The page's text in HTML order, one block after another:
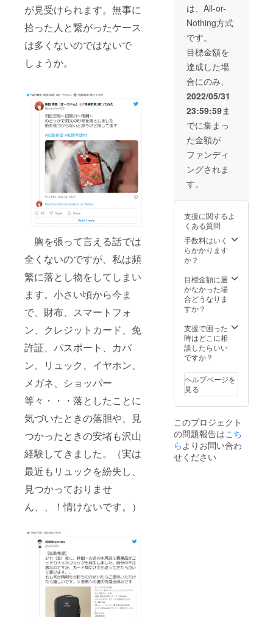
が見受けられます。無事に
拾った人と繋がったケース
は多くないのではないで
しょうか。
胸を張って言える話では
全くないのですが、私は頻
繁に落とし物をしてしまい
ます。小さい頃から今ま
で、財布、スマートフォ
ン、クレジットカード、免
許証、パスポート、カバ
ン、リュック、イヤホン、
メガネ、ショッパー
等々・・・落としたことに
気づいたときの落胆や、見
つかったときの安堵も沢山
経験してきました。（実は
最近もリュックを紛失し、
見つかっておりませ
ん、、！情けないです。）
は、All-or-
Nothing方式
です。
目標金額を
達成した場
合にのみ、
2022/05/31
23:59:59ま
でに集まっ
た金額が
ファンディ
ングされま
す。
支援に関するよ
くある質問
手数料はいく
らかかります
か？
目標金額に届
かなかった場
合どうなりま
すか？
支援で困った
時はどこに相
談したらいい
ですか？
ヘルプページを
見る
このプロジェクト
の問題報告はこち
ら よりお問い合わ
せください